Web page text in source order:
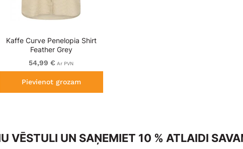
Kaffe Curve Penelopia Shirt
Feather Grey
54,99 € Ar PVN
Pievienot grozam
VĒSTULI UN SAŅEMIET 10 % ATLAIDI